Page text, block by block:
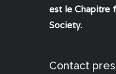
est le Chapitre
Society.
Contact